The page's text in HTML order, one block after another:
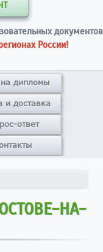
документов
России!
дипломы
и доставка
ответ
НА-